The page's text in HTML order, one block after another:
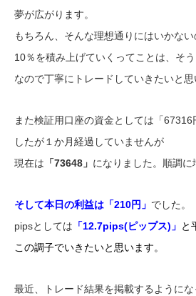
夢が広がります。
もちろん、そんな理想通りにはいかな
10％を積み上げていくってことは、そう
なので丁寧にトレードしていきたいと思
また検証用口座の資金としては「67316
したが１か月経過していませんが
現在は 「73648」 になりました。順調に
そして本日の利益は「210円」 でした。
pipsとしては 「12.7pips(ピップス)」 と
この調子でいきたいと思います。
最近、トレード結果を掲載するように